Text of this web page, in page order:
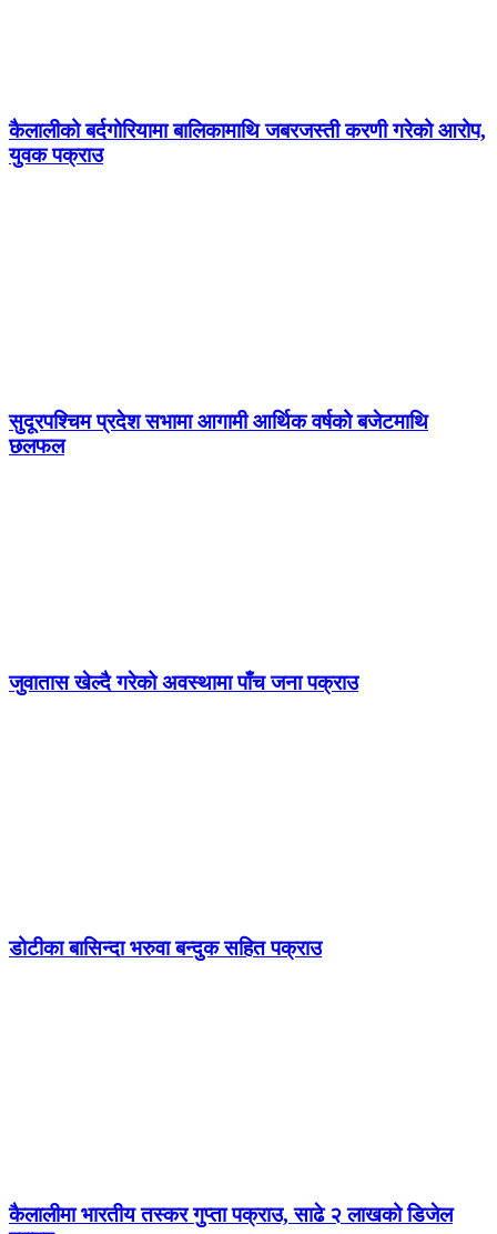
कैलालीको बर्दगोरियामा बालिकामाथि जबरजस्ती करणी गरेको आरोप,
युवक पक्राउ
सुदूरपश्चिम प्रदेश सभामा आगामी आर्थिक वर्षको बजेटमाथि
छलफल
जुवातास खेल्दै गरेको अवस्थामा पाँच जना पक्राउ
डोटीका बासिन्दा भरुवा बन्दुक सहित पक्राउ
कैलालीमा भारतीय तस्कर गुप्ता पक्राउ, साढे २ लाखको डिजेल